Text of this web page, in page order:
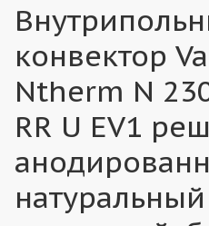
конвектор
Ntherm N
RR U EV1
натуральный